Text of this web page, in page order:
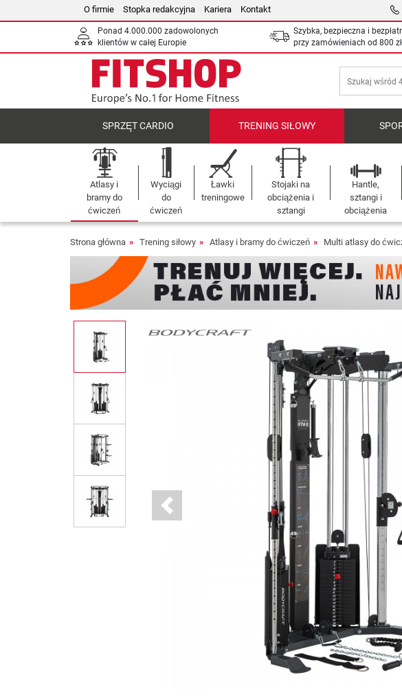
O firmie Stopka redakcyjna Kariera Kontakt
Ponad 4.000.000 zadowolonych
klientów w całej Europie
Szybka, bezpieczna i
przy zamówieniach od 800 zł
SPRZĘT CARDIO TRENING SIŁOWY
Atlasy i
bramy do
ćwiczeń
Wyciągi
do
ćwiczeń
Ławki
treningowe
Stojaki na
obciążenia i
sztangi
Hantle,
sztangi i
obciążenia
Strona główna Trening siłowy Atlasy i bramy do ćwiczeń Multi atlasy do
Previous